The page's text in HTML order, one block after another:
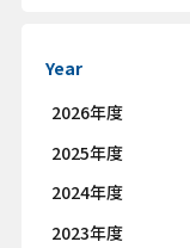
Year
2026年度
2025年度
2024年度
2023年度